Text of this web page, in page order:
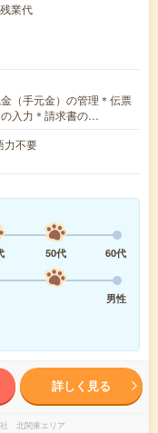
業代
（手元金）の管理＊伝票
入力＊請求書の…
力不要
50代
60代
男性
詳しく見る
社 北関東エリア